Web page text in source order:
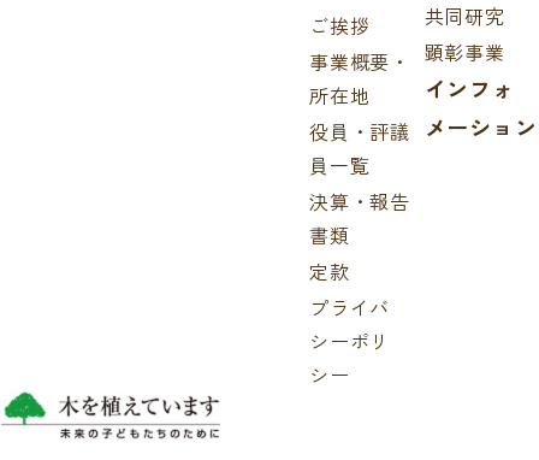
ご挨拶
事業概要・
所在地
役員・評議
員一覧
決算・報告
書類
定款
プライバ
シーポリ
シー
共同研究
顕彰事業
インフォ
メーション